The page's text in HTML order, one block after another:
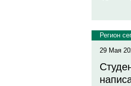
Регион
29 Мая